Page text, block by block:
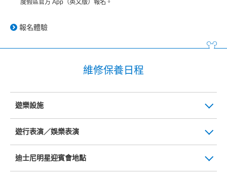
度假區官方 App（英文版）報名。
報名體驗
維修保養日程
遊樂設施
遊行表演／娛樂表演
迪士尼明星迎賓會地點